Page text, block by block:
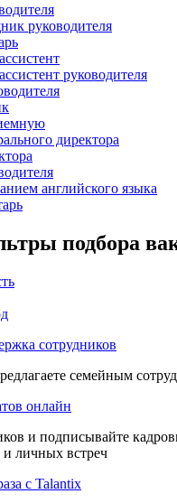
руководителя
руководителя
директора
английского языка
подбора
сотрудников
семейным
онлайн
и подписывайте
и личных встреч
с Talantix